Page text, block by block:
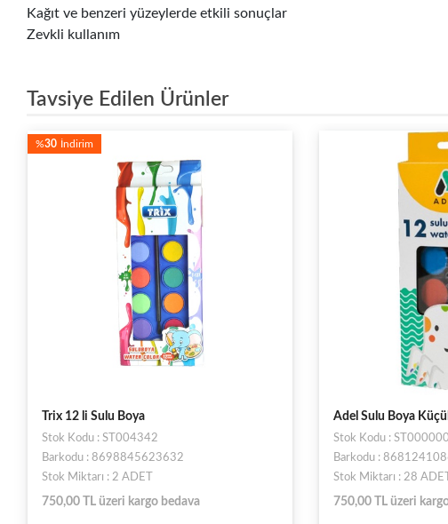
Kağıt ve benzeri yüzeylerde etkili sonuçlar
Zevkli kullanım
Tavsiye Edilen Ürünler
%30 İndirim
Trix 12 li Sulu Boya
Stok Kodu : ST004342
Barkodu : 8698845623632
Stok Miktarı : 2 ADET
750,00 TL üzeri kargo bedava
Adel Sulu Boya
Stok Kodu :
Barkodu :
Stok Miktarı : 28 ADET
750,00 TL üzeri